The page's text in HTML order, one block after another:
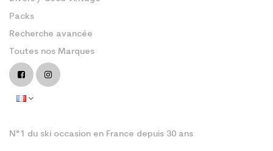
Packs
Recherche avancée
Toutes nos Marques
N°1 du ski occasion en France depuis 30 ans